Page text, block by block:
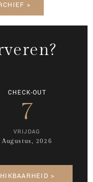
>
CHECK-OUT
7
VRIJDAG
Augustus, 2026
>